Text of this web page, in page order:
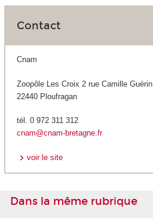
Contact
Cnam
Zoopôle Les Croix 2 rue Camille Guérin
22440 Ploufragan
tél. 0 972 311 312
cnam@cnam-bretagne.fr
voir le site
Dans la même rubrique